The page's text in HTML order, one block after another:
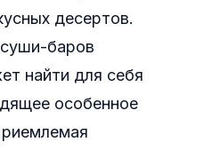
десертов.
баров
найти для себя
особенное